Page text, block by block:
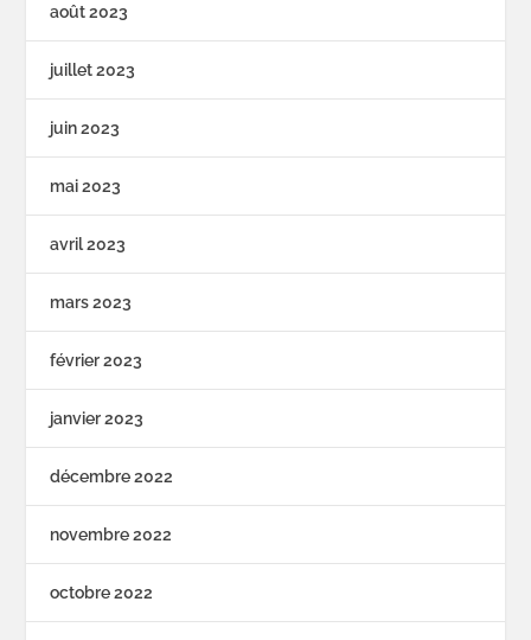
août 2023
juillet 2023
juin 2023
mai 2023
avril 2023
mars 2023
février 2023
janvier 2023
décembre 2022
novembre 2022
octobre 2022